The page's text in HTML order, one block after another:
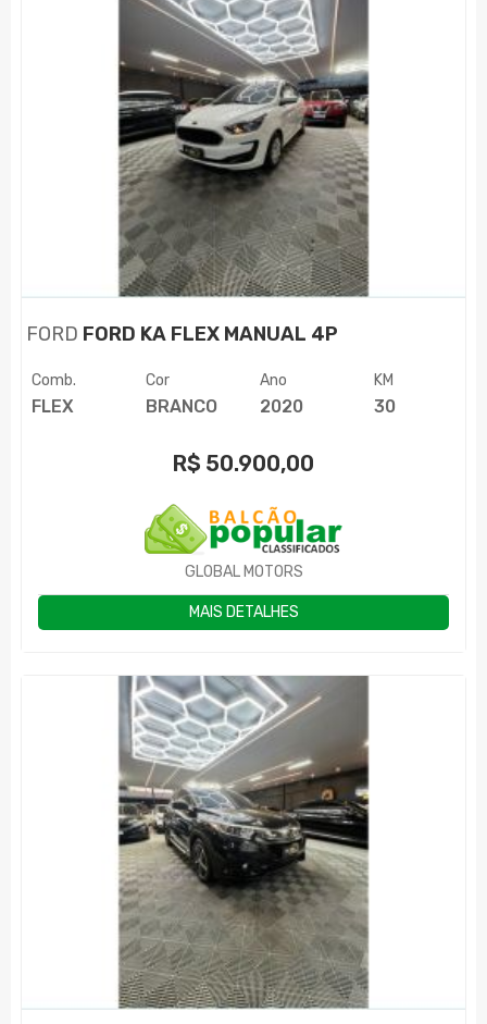
FORD FORD KA FLEX MANUAL 4P
Comb.
FLEX
Cor
BRANCO
Ano
2020
KM
30
R$ 50.900,00
GLOBAL MOTORS
MAIS DETALHES